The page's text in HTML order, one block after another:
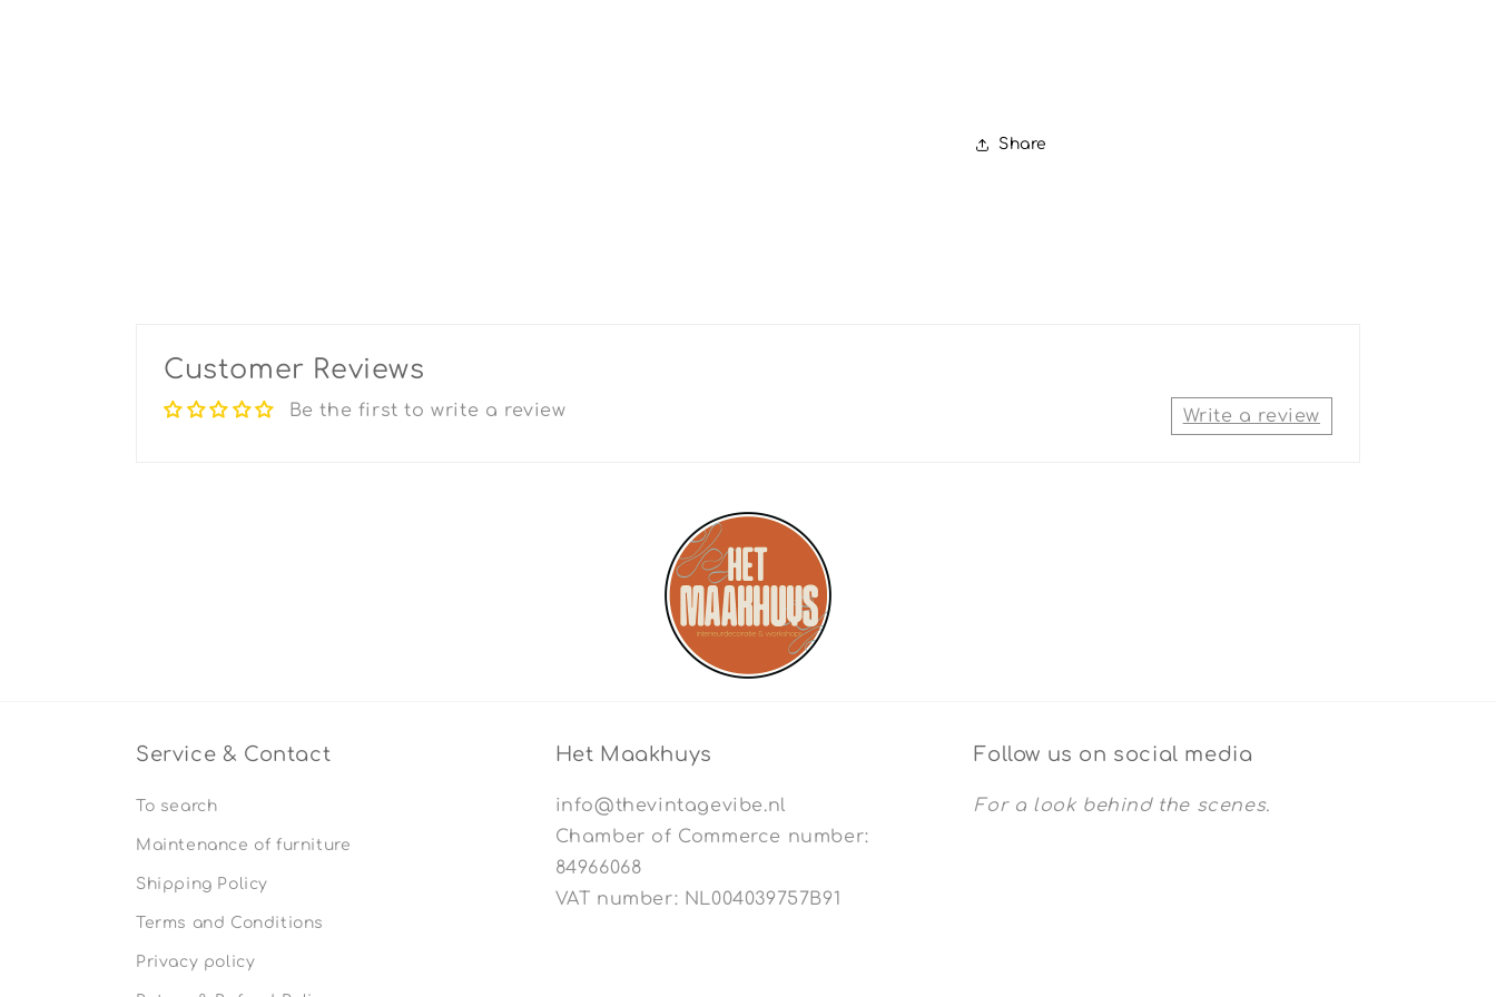
Share
Customer Reviews
Be the first to write a review Write a review
Service & Contact
To search
Maintenance of furniture
Shipping Policy
Terms and Conditions
Privacy policy
Het Maakhuys
info@thevintagevibe.nl
Chamber of Commerce number:
84966068
VAT number: NL004039757B91
Follow us on social media
For a look behind the scenes.